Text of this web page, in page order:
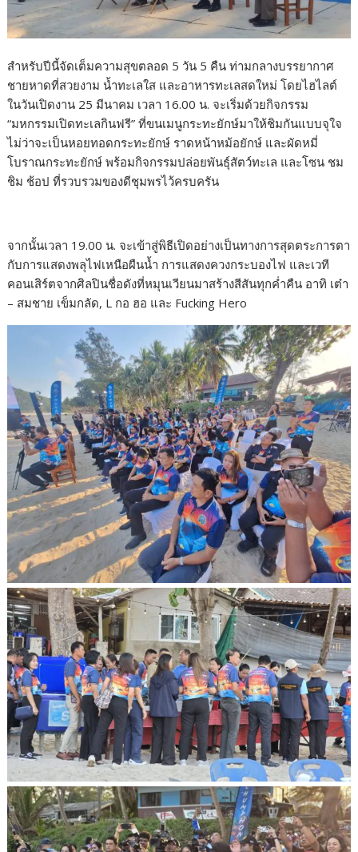
สำหรับปีนี้จัดเต็มความสุขตลอด 5 วัน 5 คืน ท่ามกลางบรรยากาศ
ชายหาดที่สวยงาม น้ำทะเลใส และอาหารทะเลสดใหม่ โดยไฮไลต์
ในวันเปิดงาน 25 มีนาคม เวลา 16.00 น. จะเริ่มด้วยกิจกรรม
“มหกรรมเปิดทะเลกินฟรี” ที่ขนเมนูกระทะยักษ์มาให้ชิมกันแบบจุใจ
ไม่ว่าจะเป็นหอยทอดกระทะยักษ์ ราดหน้าหม้อยักษ์ และผัดหมี่
โบราณกระทะยักษ์ พร้อมกิจกรรมปล่อยพันธุ์สัตว์ทะเล และโซน ชม
ชิม ช้อป ที่รวบรวมของดีชุมพรไว้ครบครัน
จากนั้นเวลา 19.00 น. จะเข้าสู่พิธีเปิดอย่างเป็นทางการสุดตระการตา
กับการแสดงพลุไฟเหนือผืนน้ำ การแสดงควงกระบองไฟ และเวที
คอนเสิร์ตจากศิลปินชื่อดังที่หมุนเวียนมาสร้างสีสันทุกค่ำคืน อาทิ เต๋า
– สมชาย เข็มกลัด, L กอ ฮอ และ Fucking Hero